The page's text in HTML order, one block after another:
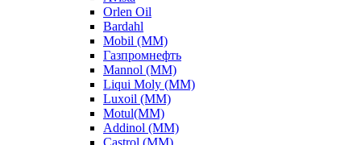
Orlen Oil
Bardahl
Mobil (ММ)
Газпромнефть
Mannol (ММ)
Liqui Moly (ММ)
Luxoil (ММ)
Motul(ММ)
Addinol (ММ)
Castrol (ММ)